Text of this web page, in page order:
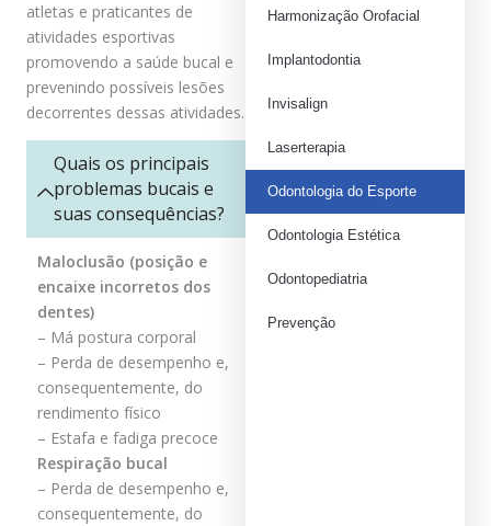
atletas e praticantes de
atividades esportivas
promovendo a saúde bucal e
prevenindo possíveis lesões
decorrentes dessas atividades.
Quais os principais
problemas bucais e
suas consequências?
Maloclusão (posição e
encaixe incorretos dos
dentes)
– Má postura corporal
– Perda de desempenho e,
consequentemente, do
rendimento físico
– Estafa e fadiga precoce
Respiração bucal
– Perda de desempenho e,
consequentemente, do
Harmonização Orofacial
Implantodontia
Invisalign
Laserterapia
Odontologia do Esporte
Odontologia Estética
Odontopediatria
Prevenção